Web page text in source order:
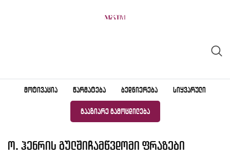
ᲛᲝᲢᲘᲕᲐᲪᲘᲐ ᲬᲐᲠᲛᲐᲢᲔᲑᲐ ᲑᲔᲓᲜᲘᲔᲠᲔᲑᲐ ᲡᲘᲧᲕᲐᲠᲣᲚᲘ
ᲒᲐᲐᲖᲘᲐᲠᲔ ᲒᲐᲛᲝᲪᲓᲘᲚᲔᲑᲐ
ო. ჰენრის გულშიჩამწვდომი ფრაზები